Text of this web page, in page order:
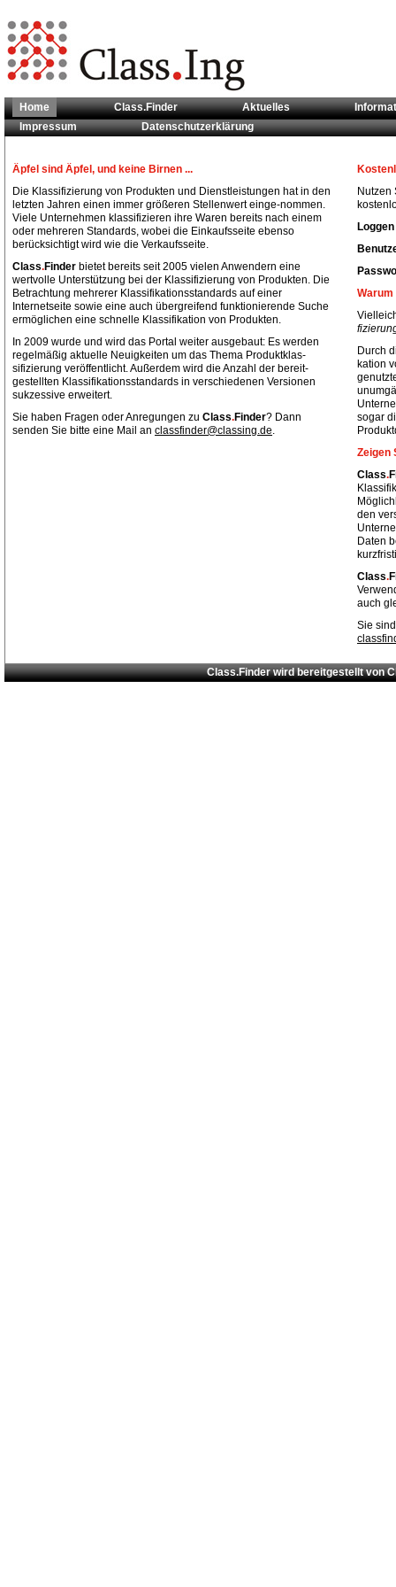
Sie sind hier:Home
Home Class.Finder Aktuelles
Impressum
Datenschutzerklärung
Äpfel sind Äpfel, und keine Birnen ...
Die Klassifizierung von Produkten und Dienstleistungen hat in den
letzten Jahren einen immer größeren Stellenwert einge-nommen.
Viele Unternehmen klassifizieren ihre Waren bereits nach einem
oder mehreren Standards, wobei die Einkaufsseite ebenso
berücksichtigt wird wie die Verkaufsseite.
Class.Finder bietet bereits seit 2005 vielen Anwendern eine
wertvolle Unterstützung bei der Klassifizierung von Produkten. Die
Betrachtung mehrerer Klassifikationsstandards auf einer
Internetseite sowie eine auch übergreifend funktionierende Suche
ermöglichen eine schnelle Klassifikation von Produkten.
In 2009 wurde und wird das Portal weiter ausgebaut: Es werden
regelmäßig aktuelle Neuigkeiten um das Thema Produktklas-
sifizierung veröffentlicht. Außerdem wird die Anzahl der bereit-
gestellten Klassifikationsstandards in verschiedenen Versionen
sukzessive erweitert.
Sie haben Fragen oder Anregungen zu Class.Finder? Dann
senden Sie bitte eine Mail an classfinder@classing.de.
Nutzen
Warum
Durch
kation
sogar
Zeigen
Class.
den
Daten
Class.
auch
Sie
Class.Finder wird bereitgestellt von